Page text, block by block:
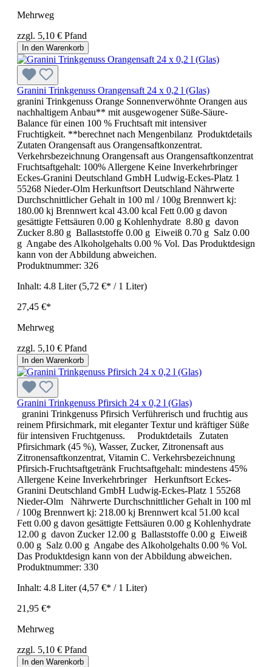
Mehrweg
zzgl. 5,10 € Pfand
In den Warenkorb
Granini Trinkgenuss Orangensaft 24 x 0,2 l (Glas)
granini Trinkgenuss Orange Sonnenverwöhnte Orangen aus
nachhaltigem Anbau** mit ausgewogener Süße-Säure-
Balance für einen 100 % Fruchtsaft mit intensiver
Fruchtigkeit. **berechnet nach Mengenbilanz Produktdetails
Zutaten Orangensaft aus Orangensaftkonzentrat.
Verkehrsbezeichnung Orangensaft aus Orangensaftkonzentrat
Fruchtsaftgehalt: 100% Allergene Keine Inverkehrbringer
Eckes-Granini Deutschland GmbH Ludwig-Eckes-Platz 1
55268 Nieder-Olm Herkunftsort Deutschland Nährwerte
Durchschnittlicher Gehalt in 100 ml / 100g Brennwert kj:
180.00 kj Brennwert kcal 43.00 kcal Fett 0.00 g davon
gesättigte Fettsäuren 0.00 g Kohlenhydrate 8.80 g davon
Zucker 8.80 g Ballaststoffe 0.00 g Eiweiß 0.70 g Salz 0.00
g Angabe des Alkoholgehalts 0.00 % Vol. Das Produktdesign
kann von der Abbildung abweichen.
Produktnummer: 326
Inhalt: 4.8 Liter(5,72 €* / 1 Liter)
27,45 €*
Mehrweg
zzgl. 5,10 € Pfand
In den Warenkorb
Granini Trinkgenuss Pfirsich 24 x 0,2 l (Glas)
granini Trinkgenuss Pfirsich Verführerisch und fruchtig aus
reinem Pfirsichmark, mit eleganter Textur und kräftiger Süße
für intensiven Fruchtgenuss. Produktdetails Zutaten
Pfirsichmark (45 %), Wasser, Zucker, Zitronensaft aus
Zitronensaftkonzentrat, Vitamin C. Verkehrsbezeichnung
Pfirsich-Fruchtsaftgetränk Fruchtsaftgehalt: mindestens 45%
Allergene Keine Inverkehrbringer Herkunftsort Eckes-
Granini Deutschland GmbH Ludwig-Eckes-Platz 1 55268
Nieder-Olm Nährwerte Durchschnittlicher Gehalt in 100 ml
/ 100g Brennwert kj: 218.00 kj Brennwert kcal 51.00 kcal
Fett 0.00 g davon gesättigte Fettsäuren 0.00 g Kohlenhydrate
12.00 g davon Zucker 12.00 g Ballaststoffe 0.00 g Eiweiß
0.00 g Salz 0.00 g Angabe des Alkoholgehalts 0.00 % Vol.
Das Produktdesign kann von der Abbildung abweichen.
Produktnummer: 330
Inhalt: 4.8 Liter(4,57 €* / 1 Liter)
21,95 €*
Mehrweg
zzgl. 5,10 € Pfand
In den Warenkorb